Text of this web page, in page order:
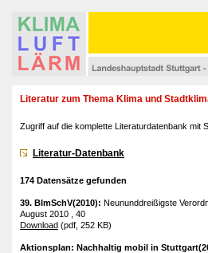
Literatur zum Thema Klima und
Zugriff auf die komplette Literaturdatenbank mit
Literatur-Datenbank
174 Datensätze gefunden
39. BImSchV(2010): Neununddreißigste
August 2010 , 40
Download (pdf, 252 KB)
Aktionsplan: Nachhaltig mobil in